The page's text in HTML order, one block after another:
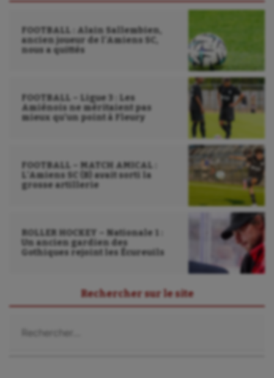
FOOTBALL : Alain Sallembien,
ancien joueur de l’Amiens SC,
nous a quittés
FOOTBALL – Ligue 3 : Les
Amiénois ne méritaient pas
mieux qu’un point à Fleury
FOOTBALL – MATCH AMICAL :
L’Amiens SC (B) avait sorti la
grosse artillerie
ROLLER HOCKEY – Nationale 1 :
Un ancien gardien des
Gothiques rejoint les Écureuils
Rechercher sur le site